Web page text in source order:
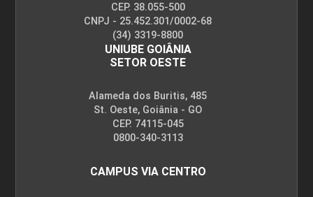
CEP. 38.055-500
CNPJ - 25.452.301/0002-68
(34) 3319-8800
UNIUBE GOIÂNIA
SETOR OESTE
Alameda dos Buritis, 485
St. Oeste, Goiânia - GO
CEP. 74115-045
0800-340-3113
CAMPUS VIA CENTRO